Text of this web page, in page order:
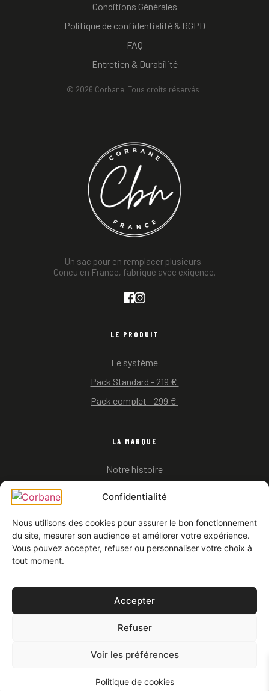
Confidentialité
Nous utilisons des cookies pour assurer le bon fonctionnement
du site, mesurer son audience et améliorer votre expérience.
Vous pouvez accepter, refuser ou personnaliser votre choix à
tout moment.
Accepter
Refuser
Voir les préférences
Politique de cookies
Conditions Générales
Politique de confidentialité & RGPD
FAQ
Entretien & Durabilité
© 2026 Corbane. Tous droits réservés ·
Un sac pour en remplacer plusieurs.
Conçu en France, fabriqué avec exigence.
LE PRODUIT
Le système
Pack Standard - 219 €
Pack complet - 299 €
LA MARQUE
Notre histoire
SUPPORT
Conditions Générales
Politique de confidentialité & RGPD
FAQ
Entretien & Durabilité
© 2026 Corbane. Tous droits réservés ·